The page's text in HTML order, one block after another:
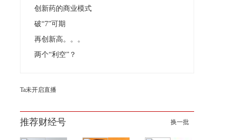
创新药的商业模式
破“7”可期
再创新高。。。
两个“利空”？
Ta未开启直播
推荐财经号 换一批